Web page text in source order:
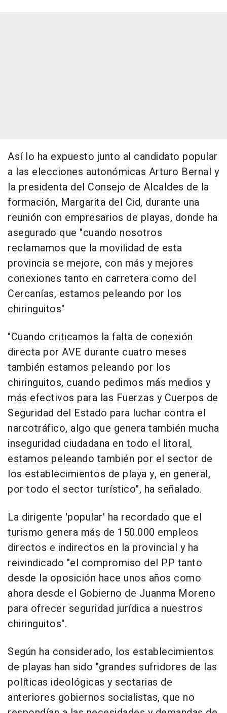
Así lo ha expuesto junto al candidato popular
a las elecciones autonómicas Arturo Bernal y
la presidenta del Consejo de Alcaldes de la
formación, Margarita del Cid, durante una
reunión con empresarios de playas, donde ha
asegurado que "cuando nosotros
reclamamos que la movilidad de esta
provincia se mejore, con más y mejores
conexiones tanto en carretera como del
Cercanías, estamos peleando por los
chiringuitos"
"Cuando criticamos la falta de conexión
directa por AVE durante cuatro meses
también estamos peleando por los
chiringuitos, cuando pedimos más medios y
más efectivos para las Fuerzas y Cuerpos de
Seguridad del Estado para luchar contra el
narcotráfico, algo que genera también mucha
inseguridad ciudadana en todo el litoral,
estamos peleando también por el sector de
los establecimientos de playa y, en general,
por todo el sector turístico", ha señalado.
La dirigente 'popular' ha recordado que el
turismo genera más de 150.000 empleos
directos e indirectos en la provincial y ha
reivindicado "el compromiso del PP tanto
desde la oposición hace unos años como
ahora desde el Gobierno de Juanma Moreno
para ofrecer seguridad jurídica a nuestros
chiringuitos".
Según ha considerado, los establecimientos
de playas han sido "grandes sufridores de las
políticas ideológicas y sectarias de
anteriores gobiernos socialistas, que no